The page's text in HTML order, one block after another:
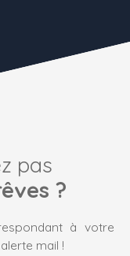
pas
?
à votre
mail !